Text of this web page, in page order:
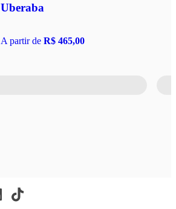
Uberaba
A partir de R$ 465,00